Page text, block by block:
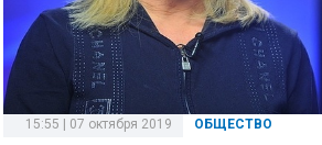
15:55 | 07 октября 2019 ОБЩЕСТВО